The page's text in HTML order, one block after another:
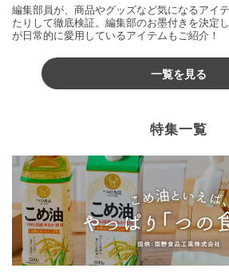
編集部員が、商品やグッズなど気になるアイ
たりして徹底検証。編集部のお墨付きを決定
が日常的に愛用しているアイテムもご紹介！
一覧を見る
特集一覧